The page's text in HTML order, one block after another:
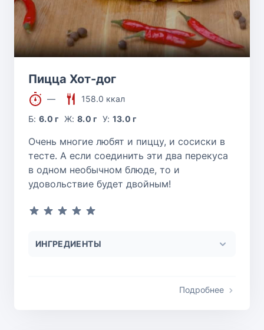
Пицца Хот-дог
—
158.0 ккал
Б:6.0 г Ж: 8.0 г У: 13.0 г
Очень многие любят и пиццу, и сосиски в
тесте. А если соединить эти два перекуса
в одном необычном блюде, то и
удовольствие будет двойным!
ИНГРЕДИЕНТЫ
Подробнее